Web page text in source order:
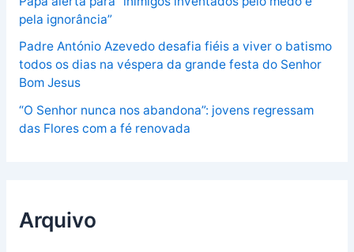
pela ignorância”
Padre António Azevedo desafia fiéis a viver o batismo
todos os dias na véspera da grande festa do Senhor
Bom Jesus
“O Senhor nunca nos abandona”: jovens regressam
das Flores com a fé renovada
Arquivo